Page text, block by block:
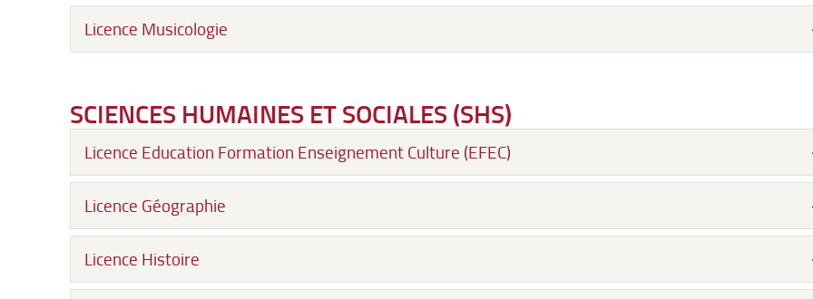
Licence Musicologie
SCIENCES HUMAINES ET SOCIALES (SHS)
Licence Education Formation Enseignement Culture (EFEC)
Licence Géographie
Licence Histoire